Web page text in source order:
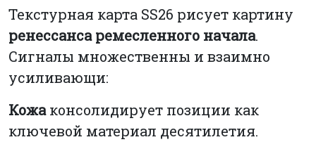
Текстурная карта SS26 рисует картину
ренессанса ремесленного начала.
Сигналы множественны и взаимно
усиливающи:
Кожаконсолидирует позиции как
ключевой материал десятилетия.